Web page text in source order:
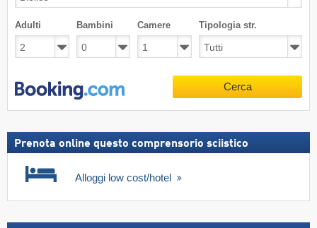
Adulti Bambini Camere Tipologia str.
Cerca
Prenota online questo comprensorio sciistico
Alloggi low cost/hotel